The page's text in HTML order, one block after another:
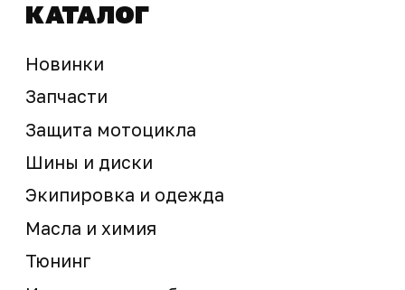
Мотомагазин
Новости
запчасти шины экипировка